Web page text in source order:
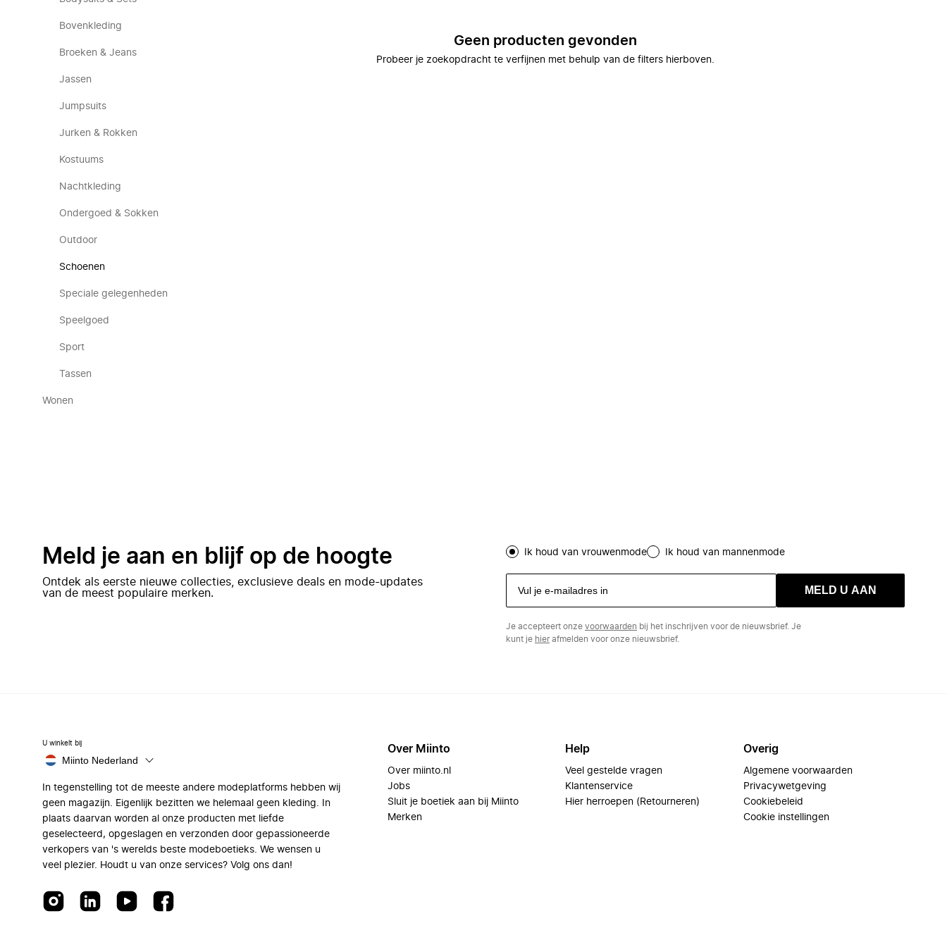
Bovenkleding
Broeken & Jeans
Jassen
Jumpsuits
Jurken & Rokken
Kostuums
Nachtkleding
Ondergoed & Sokken
Outdoor
Schoenen
Speciale gelegenheden
Speelgoed
Sport
Tassen
Wonen
Geen producten gevonden
Probeer je zoekopdracht te verfijnen met behulp van de filters hierboven.
Meld je aan en blijf op de hoogte
Ontdek als eerste nieuwe collecties, exclusieve deals en mode-updates
van de meest populaire merken.
Ik houd van vrouwenmode Ik houd van mannenmode
MELD U AAN
Je accepteert onze voorwaarden bij het inschrijven voor de nieuwsbrief. Je
kunt je hierafmelden voor onze nieuwsbrief.
U winkelt bij
Miinto Nederland
In tegenstelling tot de meeste andere modeplatforms hebben wij
geen magazijn. Eigenlijk bezitten we helemaal geen kleding. In
plaats daarvan worden al onze producten met liefde
geselecteerd, opgeslagen en verzonden door gepassioneerde
verkopers van 's werelds beste modeboetieks. We wensen u
veel plezier. Houdt u van onze services? Volg ons dan!
Over Miinto
Over miinto.nl
Jobs
Sluit je boetiek aan bij Miinto
Merken
Help
Veel gestelde vragen
Klantenservice
Hier herroepen (Retourneren)
Overig
Algemene voorwaarden
Privacywetgeving
Cookiebeleid
Cookie instellingen